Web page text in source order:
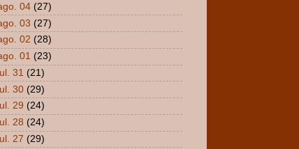
04 (27)
03 (27)
02 (28)
01 (23)
31 (21)
30 (29)
29 (24)
28 (24)
27 (29)